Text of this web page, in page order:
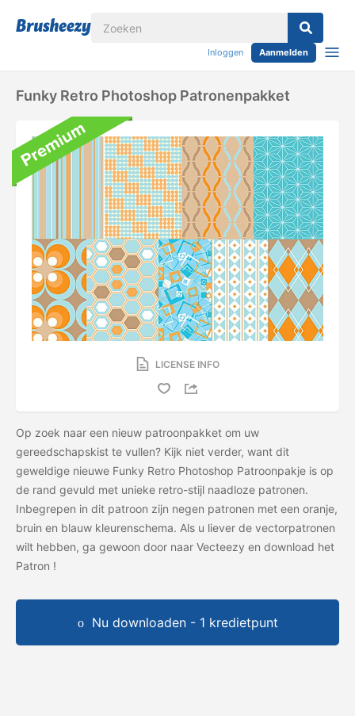
Inloggen Aanmelden
Funky Retro Photoshop Patronenpakket
LICENSE INFO
Op zoek naar een nieuw patroonpakket om uw
gereedschapskist te vullen? Kijk niet verder, want dit
geweldige nieuwe Funky Retro Photoshop Patroonpakje is op
de rand gevuld met unieke retro-stijl naadloze patronen.
Inbegrepen in dit patroon zijn negen patronen met een oranje,
bruin en blauw kleurenschema. Als u liever de vectorpatronen
wilt hebben, ga gewoon door naar Vecteezy en download het
Patron !
Nu downloaden - 1 kredietpunt